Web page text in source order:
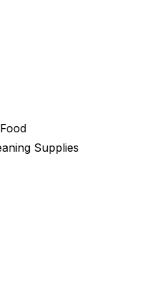
Supplies